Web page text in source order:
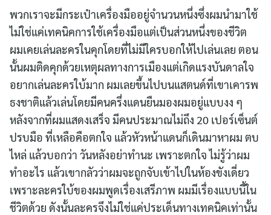
พวกเราจะมีกระเป๋าเครื่องมืออยู่จำนวนหนึ่งซึ่งผมนำมาใช้
ไม่ใช่แค่เทคนิคการใช้เครื่องมือแต่เป็นส่วนหนึ่งของชีวิต
ผมเคยเล่นละครในคุกโดยที่ไม่มีใครบอกให้ไปเล่นเลย ตอน
นั้นผมติดคุกด้วยเหตุผลทางการเมืองแต่เกิดแรงบันดาลใจ
อยากเล่นละครใบ้มาก ผมเลยขึ้นไปบนแสตนด์ที่เขาเคารพ
ธงชาติแล้วเล่นโดยมีคนครึ่งแดนยืนมองผมอยู่แบบงง ๆ
หลังจากที่ผมแสดงเสร็จ มีคนประมาณไม่ถึง 20 เปอร์เซ็นต์
ปรบมือ ที่เหลือคือตกใจ แล้วหัวหน้าแดนก็เดินมาหาผม ตบ
ไหล่ แล้วบอกว่า วันหลังอย่าทำนะ เพราะตกใจ ไม่รู้ว่าผม
ทำอะไร แล้วเขากลัวว่าผมจะถูกจับเข้าไปในห้องขังเดี่ยว
เพราะละครใบ้ของผมพูดเรื่องเสรีภาพ ผมมีเรื่องแบบนี้ใน
ชีวิตด้วย ดังนั้นละครจึงไม่ใช่แค่ประเด็นทางเทคนิคเท่านั้น